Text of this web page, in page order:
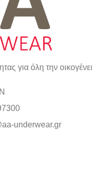
για όλη την
underwear.gr